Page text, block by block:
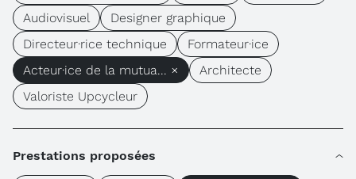
Audiovisuel
Designer graphique
Directeur·rice technique
Formateur·ice
Acteur·ice de la mutua... ×
Architecte
Valoriste Upcycleur
Prestations proposées